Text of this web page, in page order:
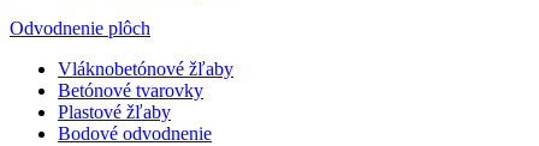
Odvodnenie plôch
Vláknobetónové žľaby
Betónové tvarovky
Plastové žľaby
Bodové odvodnenie